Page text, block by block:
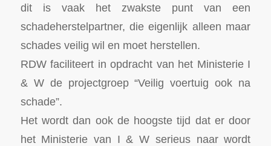
dit is vaak het zwakste punt van een
schadeherstelpartner, die eigenlijk alleen maar
schades veilig wil en moet herstellen.
RDW faciliteert in opdracht van het Ministerie I
& W de projectgroep “Veilig voertuig ook na
schade”.
Het wordt dan ook de hoogste tijd dat er door
het Ministerie van I & W serieus naar wordt